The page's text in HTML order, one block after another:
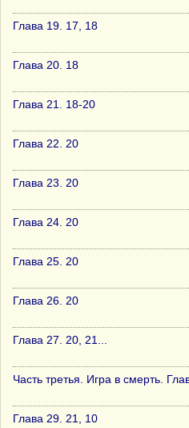
Глава 19. 17, 18
Глава 20. 18
Глава 21. 18-20
Глава 22. 20
Глава 23. 20
Глава 24. 20
Глава 25. 20
Глава 26. 20
Глава 27. 20, 21...
Часть третья. Игра в смерть.
Глава 29. 21, 10